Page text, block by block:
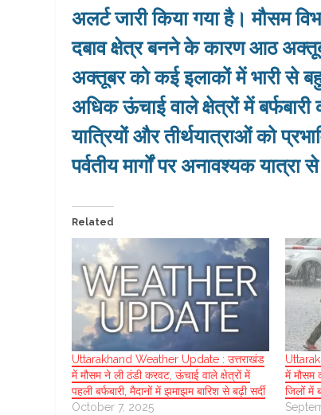
अलर्ट जारी किया गया है। मौसम
दबाव क्षेत्र बनने के कारण आठ
अक्तूबर को कई इलाकों में भारी से
अधिक ऊंचाई वाले क्षेत्रों में
यात्रियों और तीर्थयात्राओं को
पर्वतीय मार्गों पर अनावश्यक
Related
Uttarakhand Weather Update : उत्तराखंड
में मौसम ने ली ठंडी करवट, ऊंचाई वाले क्षेत्रों में
पहली बर्फबारी, मैदानों में झमाझम बारिश से बढ़ी सर्दी
October 7, 2025
में मौसम
जिलों में